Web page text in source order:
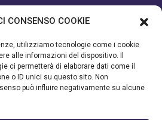
CONSENSO COOKIE
utilizziamo tecnologie come i cookie
alle informazioni del dispositivo. Il
ci permetterà di elaborare dati come il
o ID unici su questo sito. Non
può influire negativamente su alcune
e Irrigazione.
di Sviluppo Rurale per il
dell’informazione: GAL Patavino.